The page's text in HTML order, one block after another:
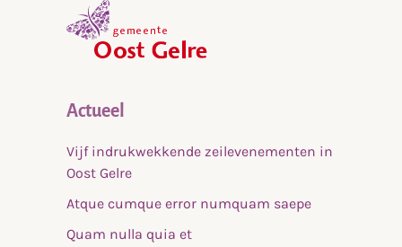
Actueel
Vijf indrukwekkende zeilevenementen in
Oost Gelre
Atque cumque error numquam saepe
Quam nulla quia et